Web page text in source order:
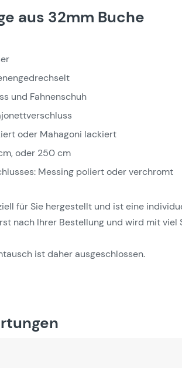
aus 32mm Buche
und Fahnenschuh
oder Mahagoni lackiert
oder 250 cm
Messing poliert oder verchromt
für Sie hergestellt und ist eine
nach Ihrer Bestellung und wird mit viel
ist daher ausgeschlossen.